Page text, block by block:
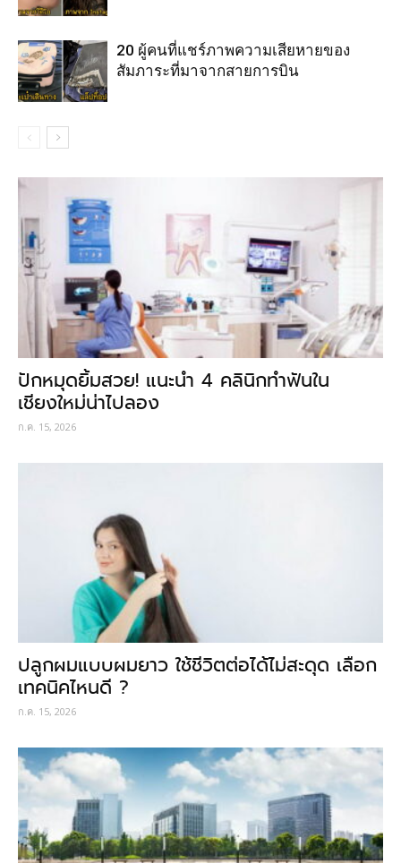
20 ผู้คนที่แชร์ภาพความเสียหายของ
สัมภาระที่มาจากสายการบิน
ปักหมุดยิ้มสวย! แนะนำ 4 คลินิกทำฟันใน
เชียงใหม่น่าไปลอง
ก.ค. 15, 2026
ปลูกผมแบบผมยาว ใช้ชีวิตต่อได้ไม่สะดุด เลือก
เทคนิคไหนดี ?
ก.ค. 15, 2026